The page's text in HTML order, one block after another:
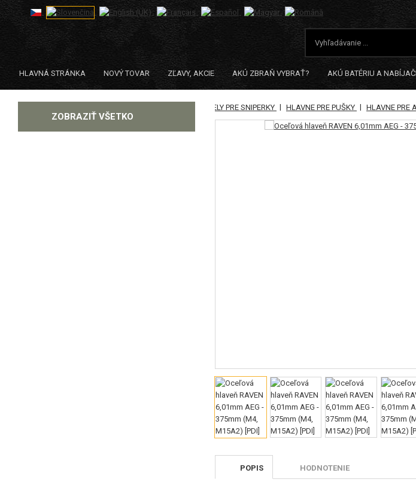
HLAVNÁ STRÁNKA NOVÝ TOVAR ZĽAVY, AKCIE AKÚ ZBRAŇ VYBRAŤ? AKÚ BATÉRIU A
KATEGÓRIE
ZOBRAZIŤ VŠETKO
DIELY PRE SNIPERKY | HLAVNE PRE PUŠKY | HLAVNE PRE
POPIS HODNOTENIE